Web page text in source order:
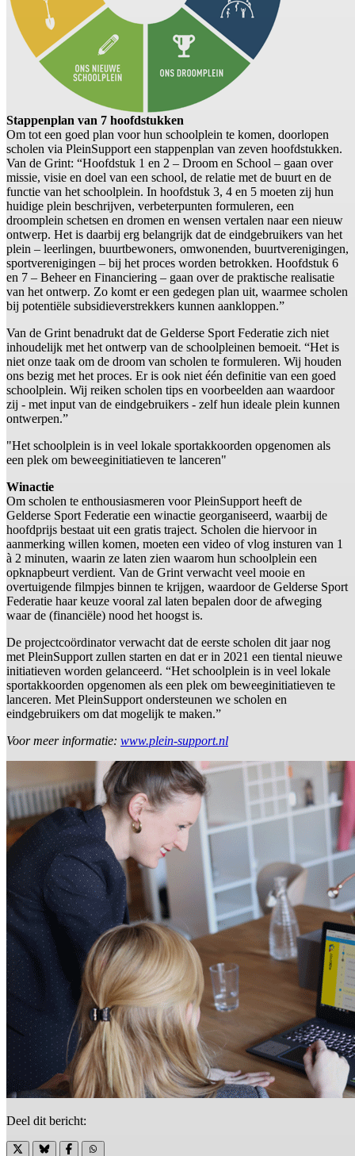
Stappenplan van 7 hoofdstukken
Om tot een goed plan voor hun schoolplein te komen, doorlopen
scholen via PleinSupport een stappenplan van zeven hoofdstukken.
Van de Grint: “Hoofdstuk 1 en 2 – Droom en School – gaan over
missie, visie en doel van een school, de relatie met de buurt en de
functie van het schoolplein. In hoofdstuk 3, 4 en 5 moeten zij hun
huidige plein beschrijven, verbeterpunten formuleren, een
droomplein schetsen en dromen en wensen vertalen naar een nieuw
ontwerp. Het is daarbij erg belangrijk dat de eindgebruikers van het
plein – leerlingen, buurtbewoners, omwonenden, buurtverenigingen,
sportverenigingen – bij het proces worden betrokken. Hoofdstuk 6
en 7 – Beheer en Financiering – gaan over de praktische realisatie
van het ontwerp. Zo komt er een gedegen plan uit, waarmee scholen
bij potentiële subsidieverstrekkers kunnen aankloppen.”
Van de Grint benadrukt dat de Gelderse Sport Federatie zich niet
inhoudelijk met het ontwerp van de schoolpleinen bemoeit. “Het is
niet onze taak om de droom van scholen te formuleren. Wij houden
ons bezig met het proces. Er is ook niet één definitie van een goed
schoolplein. Wij reiken scholen tips en voorbeelden aan waardoor
zij - met input van de eindgebruikers - zelf hun ideale plein kunnen
ontwerpen.”
"Het schoolplein is in veel lokale sportakkoorden opgenomen als
een plek om beweeginitiatieven te lanceren"
Winactie
Om scholen te enthousiasmeren voor PleinSupport heeft de
Gelderse Sport Federatie een winactie georganiseerd, waarbij de
hoofdprijs bestaat uit een gratis traject. Scholen die hiervoor in
aanmerking willen komen, moeten een video of vlog insturen van 1
à 2 minuten, waarin ze laten zien waarom hun schoolplein een
opknapbeurt verdient. Van de Grint verwacht veel mooie en
overtuigende filmpjes binnen te krijgen, waardoor de Gelderse Sport
Federatie haar keuze vooral zal laten bepalen door de afweging
waar de (financiële) nood het hoogst is.
De projectcoördinator verwacht dat de eerste scholen dit jaar nog
met PleinSupport zullen starten en dat er in 2021 een tiental nieuwe
initiatieven worden gelanceerd. “Het schoolplein is in veel lokale
sportakkoorden opgenomen als een plek om beweeginitiatieven te
lanceren. Met PleinSupport ondersteunen we scholen en
eindgebruikers om dat mogelijk te maken.”
Voor meer informatie: www.plein-support.nl
Deel dit bericht: